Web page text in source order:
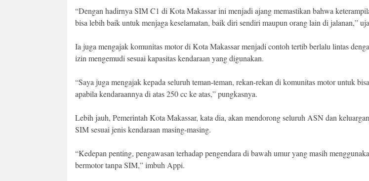
“Dengan hadirnya SIM C1 di Kota Makassar ini menjadi ajang memastikan bahwa
bisa lebih baik untuk menjaga keselamatan, baik diri sendiri maupun orang lain di jalanan,”
Ia juga mengajak komunitas motor di Kota Makassar menjadi contoh tertib berlalu lintas
izin mengemudi sesuai kapasitas kendaraan yang digunakan.
“Saya juga mengajak kepada seluruh teman-teman, rekan-rekan di komunitas motor untuk
apabila kendaraannya di atas 250 cc ke atas,” pungkasnya.
Lebih jauh, Pemerintah Kota Makassar, kata dia, akan mendorong seluruh ASN dan
SIM sesuai jenis kendaraan masing-masing.
“Kedepan penting, pengawasan terhadap pengendara di bawah umur yang masih
bermotor tanpa SIM,” imbuh Appi.